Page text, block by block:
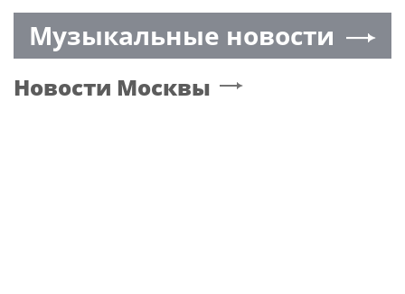
Музыкальные новости
Новости Москвы